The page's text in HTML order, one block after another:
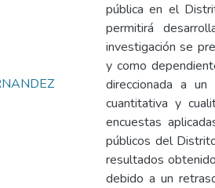
pública en el
permitirá
investigación se
y como
direccionada a
cuantitativa y
encuestas
públicos del
resultados
debido a un